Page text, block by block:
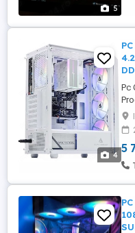
5
4
Pc
Ti
bit,
5